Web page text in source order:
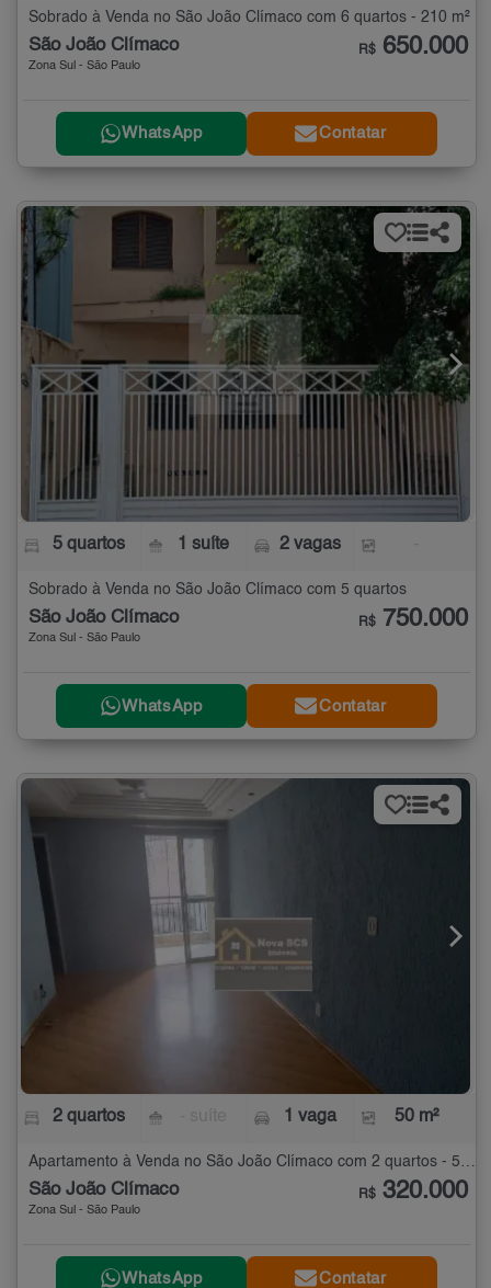
Sobrado à Venda no São João Clímaco com 6 quartos - 210 m²
São João Clímaco
Zona Sul - São Paulo
R$ 650.000
WhatsApp Contatar
5 quartos 1 suíte 2 vagas
Sobrado à Venda no São João Clímaco com 5 quartos
São João Clímaco
Zona Sul - São Paulo
R$ 750.000
WhatsApp Contatar
2 quartos 1 vaga 50 m²
Apartamento à Venda no São João Clímaco com 2 quartos - 50 m²
São João Clímaco
Zona Sul - São Paulo
R$ 320.000
WhatsApp Contatar